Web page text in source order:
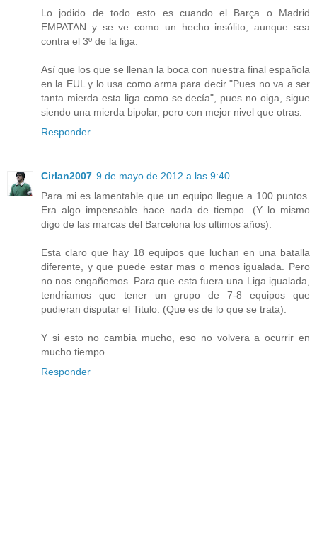
Lo jodido de todo esto es cuando el Barça o Madrid
EMPATAN y se ve como un hecho insólito, aunque sea
contra el 3º de la liga.
Así que los que se llenan la boca con nuestra final española
en la EUL y lo usa como arma para decir "Pues no va a ser
tanta mierda esta liga como se decía", pues no oiga, sigue
siendo una mierda bipolar, pero con mejor nivel que otras.
Responder
Cirlan2007 9 de mayo de 2012 a las 9:40
Para mi es lamentable que un equipo llegue a 100 puntos.
Era algo impensable hace nada de tiempo. (Y lo mismo
digo de las marcas del Barcelona los ultimos años).
Esta claro que hay 18 equipos que luchan en una batalla
diferente, y que puede estar mas o menos igualada. Pero
no nos engañemos. Para que esta fuera una Liga igualada,
tendriamos que tener un grupo de 7-8 equipos que
pudieran disputar el Titulo. (Que es de lo que se trata).
Y si esto no cambia mucho, eso no volvera a ocurrir en
mucho tiempo.
Responder